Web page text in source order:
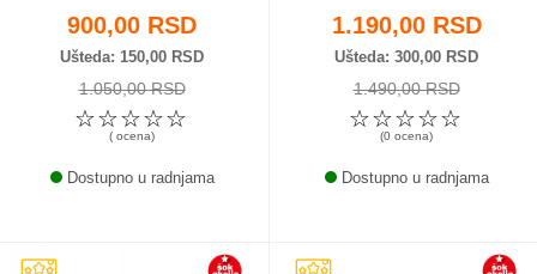
900,00 RSD
Ušteda 150,00 RSD
1.050,00 RSD
☆
☆
☆
☆
☆
( ocena)
Dostupno u radnjama
1.190,00 RSD
Ušteda 300,00 RSD
1.490,00 RSD
☆
☆
☆
☆
☆
(0 ocena)
Dostupno u radnjama